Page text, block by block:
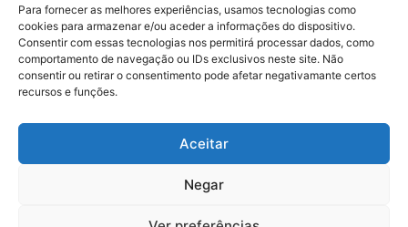
Para fornecer as melhores experiências, usamos tecnologias como
cookies para armazenar e/ou aceder a informações do dispositivo.
Consentir com essas tecnologias nos permitirá processar dados, como
comportamento de navegação ou IDs exclusivos neste site. Não
consentir ou retirar o consentimento pode afetar negativamante certos
recursos e funções.
Aceitar
Negar
Apoio
Glossário de Tecnologia
Portal editorial independente sobre tecnologia, PC Gamer e guias
© 2026 Para Você Fazer - Desenvolvido por